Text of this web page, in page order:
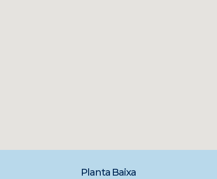
Planta Baixa